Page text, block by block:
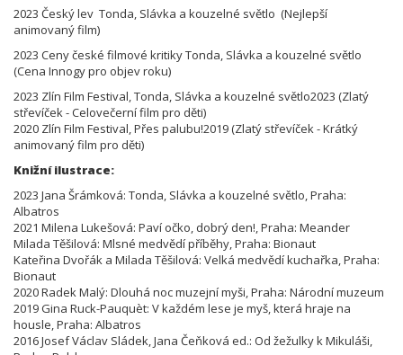
2023 Český lev Tonda, Slávka a kouzelné světlo (Nejlepší
animovaný film)
2023 Ceny české filmové kritiky Tonda, Slávka a kouzelné světlo
(Cena Innogy pro objev roku)
2023 Zlín Film Festival, Tonda, Slávka a kouzelné světlo2023 (Zlatý
střevíček - Celovečerní film pro děti)
2020 Zlín Film Festival, Přes palubu!2019 (Zlatý střevíček - Krátký
animovaný film pro děti)
Knižní ilustrace:
2023 Jana Šrámková: Tonda, Slávka a kouzelné světlo, Praha:
Albatros
2021 Milena Lukešová: Paví očko, dobrý den!, Praha: Meander
Milada Těšilová: Mlsné medvědí příběhy, Praha: Bionaut
Kateřina Dvořák a Milada Těšilová: Velká medvědí kuchařka, Praha:
Bionaut
2020 Radek Malý: Dlouhá noc muzejní myši, Praha: Národní muzeum
2019 Gina Ruck-Pauquèt: V každém lese je myš, která hraje na
housle, Praha: Albatros
2016 Josef Václav Sládek, Jana Čeňková ed.: Od žežulky k Mikuláši,